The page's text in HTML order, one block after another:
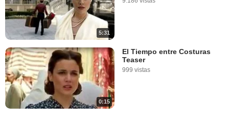
5:31
0:15
El Tiempo entre Costuras
Teaser
999 vistas